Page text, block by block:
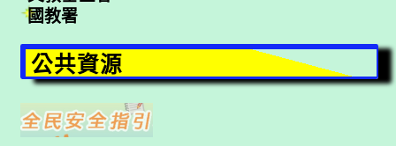
國教署
公共資源